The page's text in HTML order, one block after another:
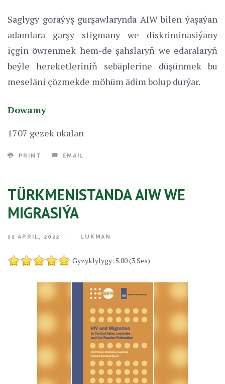
Saglygy goraýyş gurşawlarynda AIW bilen ýaşaýan
adamlara garşy stigmany we diskriminasiýany
içgin öwrenmek hem-de şahslaryň we edaralaryň
beýle hereketleriniň sebäplerine düşünmek bu
meseläni çözmekde möhüm ädim bolup durýar.
Dowamy
1707 gezek okalan
PRINT EMAIL
TÜRKMENISTANDA AIW WE
MIGRASIÝA
11 APRIL, 2022 LUKMAN
Gyzyklylygy: 5.00 (3 Ses)